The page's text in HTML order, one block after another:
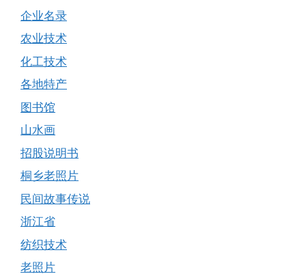
企业名录
农业技术
化工技术
各地特产
图书馆
山水画
招股说明书
桐乡老照片
民间故事传说
浙江省
纺织技术
老照片